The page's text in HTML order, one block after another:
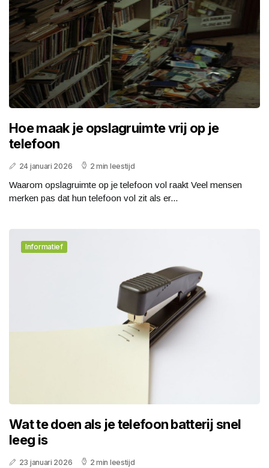
Hoe maak je opslagruimte vrij op je
telefoon
24 januari 2026 2 min leestijd
Waarom opslagruimte op je telefoon vol raakt Veel mensen
merken pas dat hun telefoon vol zit als er...
Informatief
Wat te doen als je telefoon batterij snel
leeg is
23 januari 2026 2 min leestijd